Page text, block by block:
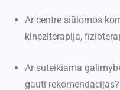
Ar centre siūlomos
kineziterapija,
Ar suteikiama
gauti rekomendacijas?